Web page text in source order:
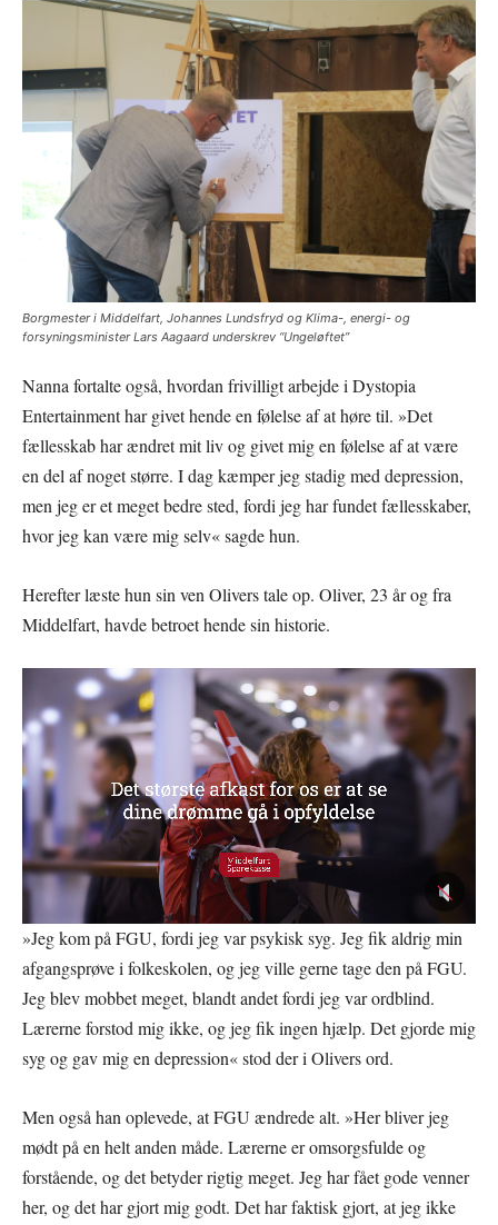
Borgmester i Middelfart, Johannes Lundsfryd og Klima-, energi- og
forsyningsminister Lars Aagaard underskrev “Ungeløftet”
Nanna fortalte også, hvordan frivilligt arbejde i Dystopia
Entertainment har givet hende en følelse af at høre til. »Det
fællesskab har ændret mit liv og givet mig en følelse af at være
en del af noget større. I dag kæmper jeg stadig med depression,
men jeg er et meget bedre sted, fordi jeg har fundet fællesskaber,
hvor jeg kan være mig selv« sagde hun.
Herefter læste hun sin ven Olivers tale op. Oliver, 23 år og fra
Middelfart, havde betroet hende sin historie.
»Jeg kom på FGU, fordi jeg var psykisk syg. Jeg fik aldrig min
afgangsprøve i folkeskolen, og jeg ville gerne tage den på FGU.
Jeg blev mobbet meget, blandt andet fordi jeg var ordblind.
Lærerne forstod mig ikke, og jeg fik ingen hjælp. Det gjorde mig
syg og gav mig en depression« stod der i Olivers ord.
Men også han oplevede, at FGU ændrede alt. »Her bliver jeg
mødt på en helt anden måde. Lærerne er omsorgsfulde og
forstående, og det betyder rigtig meget. Jeg har fået gode venner
her, og det har gjort mig godt. Det har faktisk gjort, at jeg ikke